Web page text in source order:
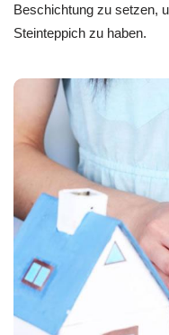
Beschichtung zu setzen,
Steinteppich zu haben.